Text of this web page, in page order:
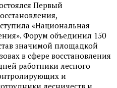
Первый
«Национальная
Форум объединил 150
значимой площадкой
в сфере восстановления
работники лесного
и